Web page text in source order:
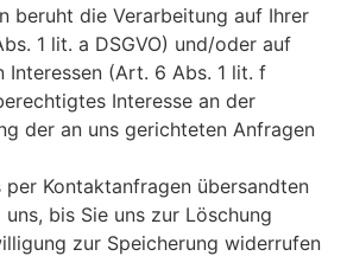
beruht die Verarbeitung auf Ihrer
1 lit. a DSGVO) und/oder auf
Interessen (Art. 6 Abs. 1 lit. f
Interesse an der
der an uns gerichteten Anfragen
per Kontaktanfragen übersandten
bis Sie uns zur Löschung
zur Speicherung widerrufen